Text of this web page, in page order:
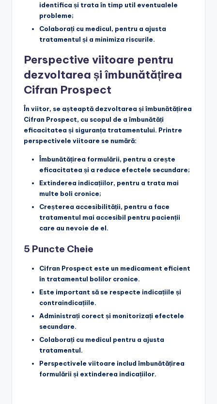
identifica și trata în timp util eventualele
probleme;
Colaborați cu medicul, pentru a ajusta
tratamentul și a minimiza riscurile.
Perspective viitoare pentru
dezvoltarea și îmbunătățirea
Cifran Prospect
În viitor, se așteaptă dezvoltarea și îmbunătățirea
Cifran Prospect, cu scopul de a îmbunătăți
eficacitatea și siguranța tratamentului. Printre
perspectivele viitoare se numără:
Îmbunătățirea formulării, pentru a crește
eficacitatea și a reduce efectele secundare;
Extinderea indicațiilor, pentru a trata mai
multe boli cronice;
Creșterea accesibilității, pentru a face
tratamentul mai accesibil pentru pacienții
care au nevoie de el.
5 Puncte Cheie
Cifran Prospect este un medicament eficient
în tratamentul bolilor cronice.
Este important să se respecte indicațiile și
contraindicațiile.
Administrați corect și monitorizați efectele
secundare.
Colaborați cu medicul pentru a ajusta
tratamentul.
Perspectivele viitoare includ îmbunătățirea
formulării și extinderea indicațiilor.